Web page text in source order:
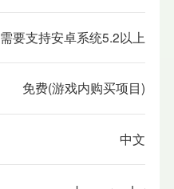
需要支持安卓系统5.2以上
免费(游戏内购买项目)
中文